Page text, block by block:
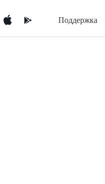
Поддержка